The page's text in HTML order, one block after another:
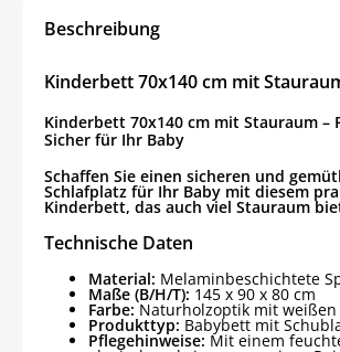
Menge
Beschreibung
Kinderbett 70x140 cm mit
Kinderbett 70x140 cm mit Stauraum –
Sicher für Ihr Baby
Schaffen Sie einen sicheren und
Schlafplatz für Ihr Baby mit diesem
Kinderbett, das auch viel Stauraum
Technische Daten
Material: Melaminbeschichtete
Maße (B/H/T): 145 x 90 x 80 cm
Farbe: Naturholzoptik mit
Produkttyp: Babybett mit
Pflegehinweise: Mit einem